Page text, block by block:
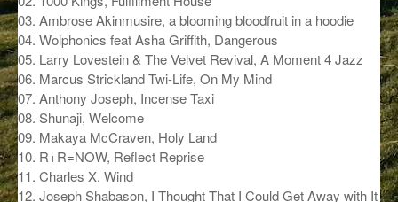
SONORIK
THEME FORCE
ZIRCONIUM
ANCIENNES ÉMISSIONS
03. Ambrose Akinmusire, a blooming bloodfruit in a hoodie
04. Wolphonics feat Asha Griffith, Dangerous
05. Larry Lovestein & The Velvet Revival, A Moment 4 Jazz
06. Marcus Strickland Twi-Life, On My Mind
07. Anthony Joseph, Incense Taxi
08. Shunaji, Welcome
09. Makaya McCraven, Holy Land
10. R+R=NOW, Reflect Reprise
11. Charles X, Wind
12. Joseph Shabason, I Thought That I Could Get Away with It